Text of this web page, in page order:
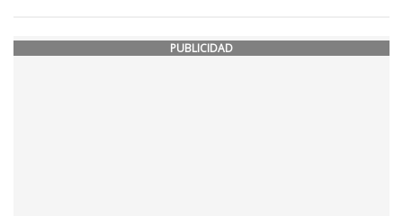
PUBLICIDAD